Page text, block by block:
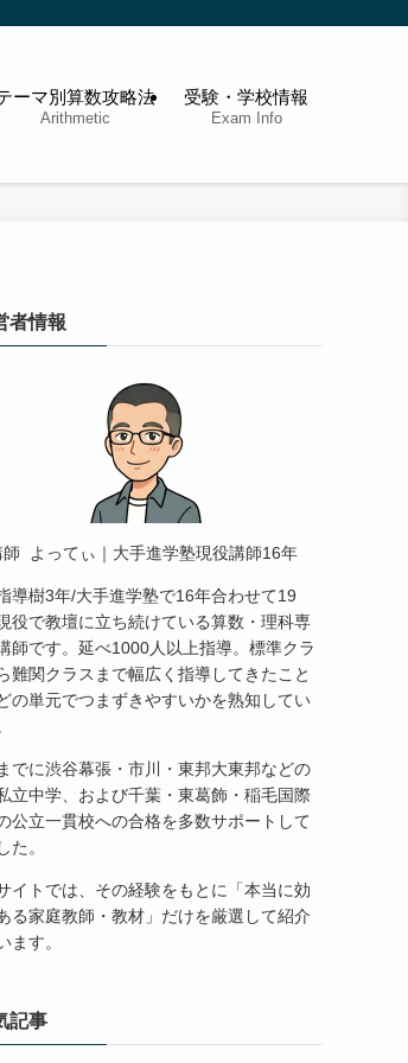
ーマ別算数攻略法
Arithmetic
受験・学校情報
Exam Info
者情報
師 よってぃ｜大手進学塾現役講師16年
導樹3年/大手進学塾で16年合わせて19
役で教壇に立ち続けている算数・理科専
師です。延べ1000人以上指導。標準クラ
難関クラスまで幅広く指導してきたこと
の単元でつまずきやすいかを熟知してい
でに渋谷幕張・市川・東邦大東邦などの
立中学、および千葉・東葛飾・稲毛国際
公立一貫校への合格を多数サポートして
た。
イトでは、その経験をもとに「本当に効
る家庭教師・教材」だけを厳選して紹介
ます。
記事